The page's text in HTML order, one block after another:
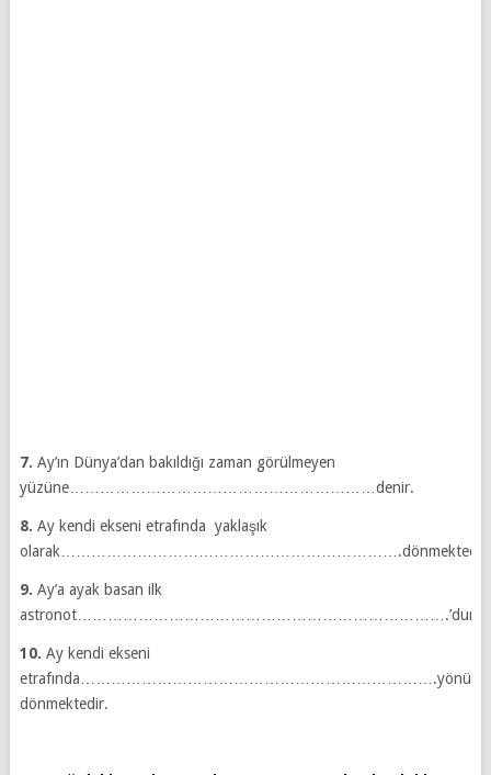
7. Ay’ın Dünya’dan bakıldığı zaman görülmeyen
yüzüne……………………………………………………denir.
8. Ay kendi ekseni etrafında yaklaşık
olarak………………………………………………………….dönmektedir.
9. Ay’a ayak basan ilk
astronot……………………………………………………………….’dur.
10. Ay kendi ekseni
dönmektedir.